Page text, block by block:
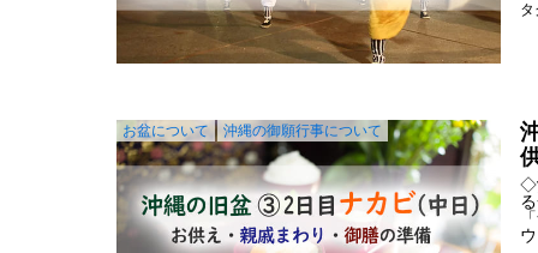
タ
お盆について 沖縄の御願行事について
◇